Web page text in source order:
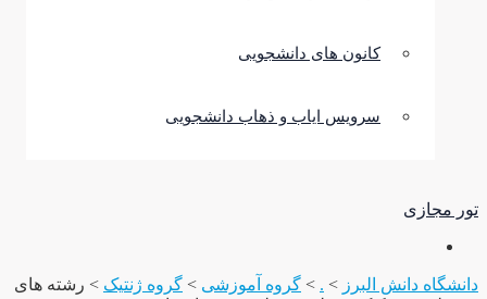
کانون های دانشجویی
سرویس ایاب و ذهاب دانشجویی
تور مجازی
دانشگاه دانش البرز >
.
> گروه آموزشی > گروه ژنتیک > رشته های